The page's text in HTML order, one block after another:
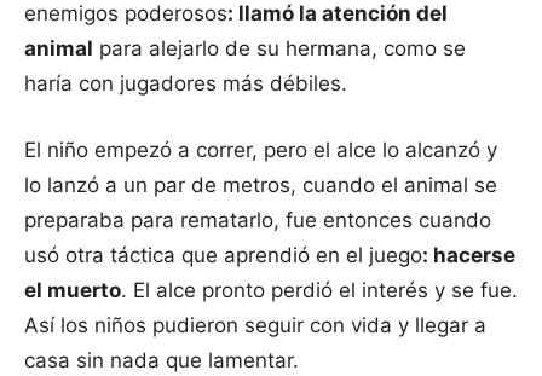
enemigos poderosos: llamó la atención del
animal para alejarlo de su hermana, como se
haría con jugadores más débiles.
El niño empezó a correr, pero el alce lo alcanzó y
lo lanzó a un par de metros, cuando el animal se
preparaba para rematarlo, fue entonces cuando
usó otra táctica que aprendió en el juego: hacerse
el muerto. El alce pronto perdió el interés y se fue.
Así los niños pudieron seguir con vida y llegar a
casa sin nada que lamentar.